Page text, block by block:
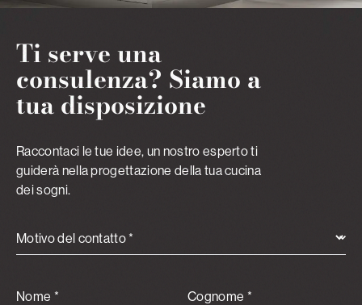
Ti serve una
consulenza? Siamo a
tua disposizione
Raccontaci le tue idee, un nostro esperto ti
guiderà nella progettazione della tua cucina
dei sogni.
Motivo del contatto *
Nome * Cognome *